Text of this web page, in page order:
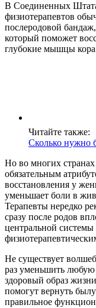
В Соединенных
физиотерапевтов
послеродовой
который поможет
глубокие мышцы
Читайте также:
Сколько нужно
Но во многих
обязательным
восстановления у
уменьшает боли в
Терапевты нередко
сразу после родов
центральной
Не существует
раз уменьшить любую
здоровый образ
помогут вернуть
правильное